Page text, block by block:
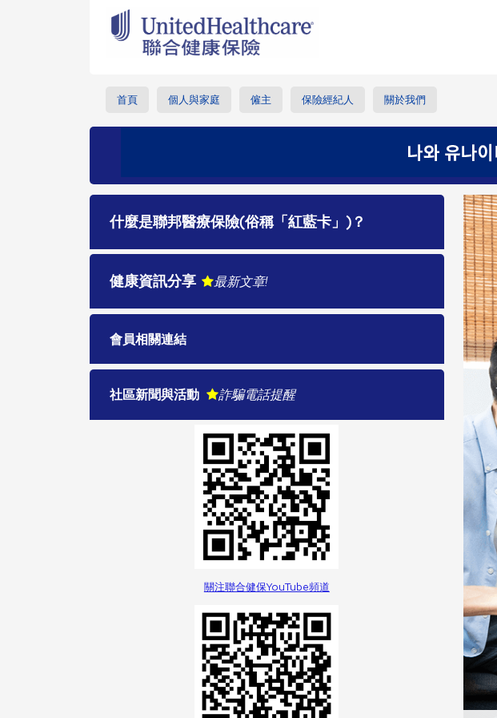
首頁 個人與家庭 僱主 保險經紀人 關於我們
什麼是聯邦醫療保險(俗稱「紅藍卡」)？
健康資訊分享 最新文章!
會員相關連結
社區新聞與活動 詐騙電話提醒
關注聯合健保YouTube頻道